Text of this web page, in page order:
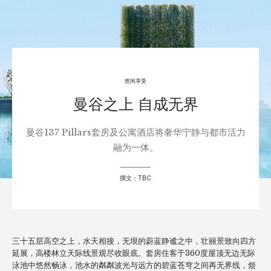
悠闲享受
曼谷之上 自成无界
曼谷137 Pillars套房及公寓酒店将奢华宁静与都市活力
融为一体。
撰文：TBC
三十五层高空之上，水天相接，无垠的蔚蓝静谧之中，壮丽景致向四方
延展，高楼林立天际线景观尽收眼底。套房住客于360度屋顶无边无际
泳池中悠然畅泳，池水的粼粼波光与远方的碧蓝苍穹之间再无界线，烦